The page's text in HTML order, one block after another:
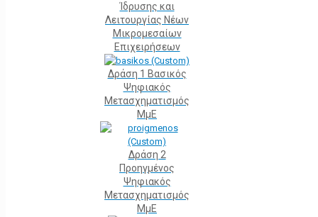
Ίδρυσης και
Λειτουργίας Νέων
Μικρομεσαίων
Επιχειρήσεων
Δράση 1 Βασικός
Ψηφιακός
Μετασχηματισμός
ΜμΕ
Δράση 2
Προηγμένος
Ψηφιακός
Μετασχηματισμός
ΜμΕ